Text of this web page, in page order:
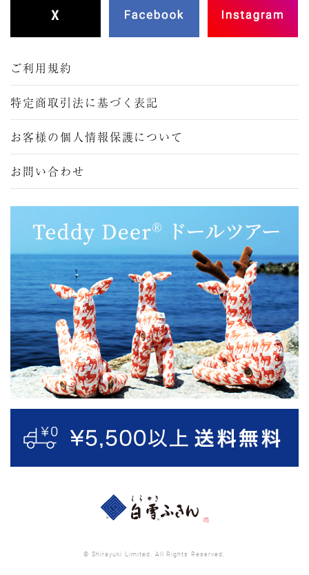
ご利用規約
特定商取引法に基づく表記
お客様の個人情報保護について
お問い合わせ
© Shirayuki Limited. All Rights Reserved.